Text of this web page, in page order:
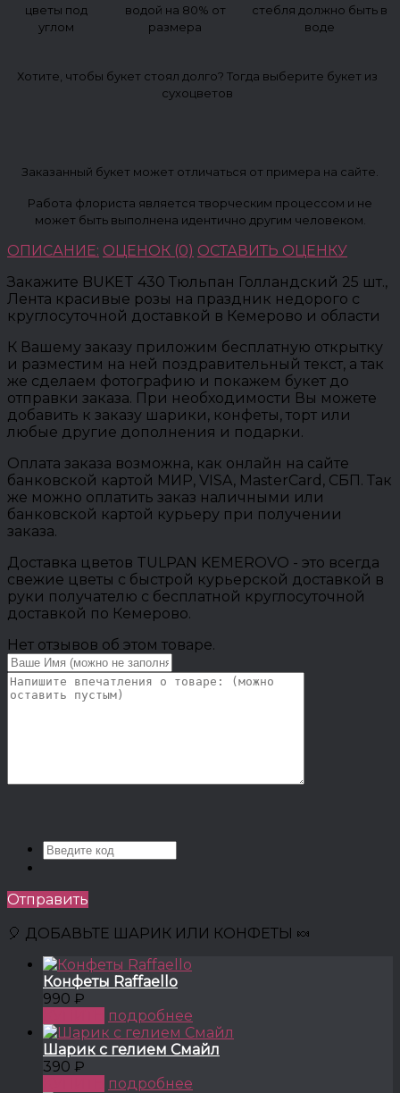
цветы под
углом
водой на 80% от
размера
стебля должно быть в
воде
Хотите, чтобы букет стоял долго? Тогда выберите букет из
сухоцветов
Заказанный букет может отличаться от примера на сайте.
Работа флориста является творческим процессом и не
может быть выполнена идентично другим человеком.
ОПИСАНИЕ: ОЦЕНОК (0) ОСТАВИТЬ ОЦЕНКУ
Закажите BUKET 430 Тюльпан Голландский 25 шт.,
Лента красивые розы на праздник недорого с
круглосуточной доставкой в Кемерово и области
К Вашему заказу приложим бесплатную открытку
и разместим на ней поздравительный текст, а так
же сделаем фотографию и покажем букет до
отправки заказа. При необходимости Вы можете
добавить к заказу шарики, конфеты, торт или
любые другие дополнения и подарки.
Оплата заказа возможна, как онлайн на сайте
банковской картой МИР, VISA, MasterCard, СБП. Так
же можно оплатить заказ наличными или
банковской картой курьеру при получении
заказа.
Доставка цветов TULPAN KEMEROVO - это всегда
свежие цветы с быстрой курьерской доставкой в
руки получателю с бесплатной круглосуточной
доставкой по Кемерово.
Нет отзывов об этом товаре.
Отправить
🎈 ДОБАВЬТЕ ШАРИК ИЛИ КОНФЕТЫ 🍬
Конфеты Raffaello
990 ₽
подробнее
Шарик с гелием Смайл
390 ₽
подробнее